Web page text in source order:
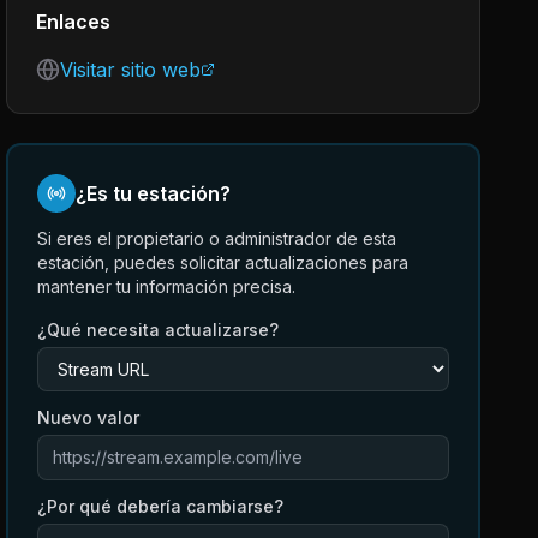
Enlaces
Visitar sitio web
¿Es tu estación?
Si eres el propietario o administrador de esta
estación, puedes solicitar actualizaciones para
mantener tu información precisa.
¿Qué necesita actualizarse?
Nuevo valor
¿Por qué debería cambiarse?